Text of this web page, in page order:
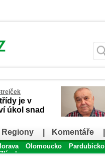
je v
úkol snad
Regiony Komentáře
Olomoucko Pardubicko
Zlínsko